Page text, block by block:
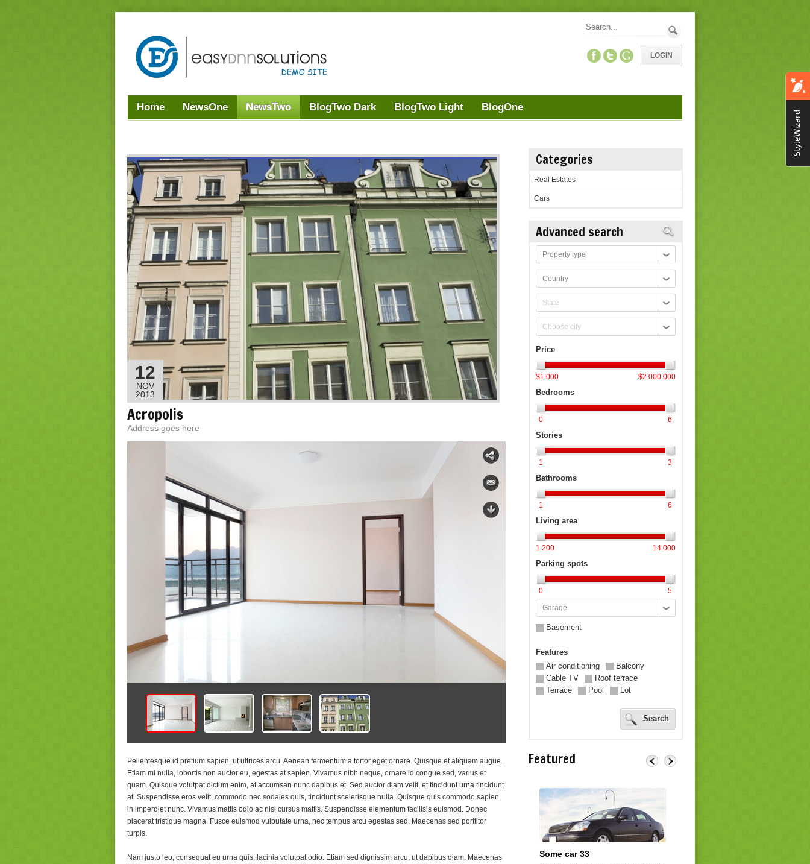
LOGIN
Home NewsOne NewsTwo BlogTwo Dark BlogTwo Light BlogOne
12
NOV
2013
Acropolis
Address goes here
Pellentesque id pretium sapien, ut ultrices arcu. Aenean fermentum a tortor eget ornare. Quisque et aliquam augue.
Etiam mi nulla, lobortis non auctor eu, egestas at sapien. Vivamus nibh neque, ornare id congue sed, varius et
quam. Quisque volutpat dictum enim, at accumsan nunc dapibus et. Sed auctor diam velit, et tincidunt urna tincidunt
at. Suspendisse eros velit, commodo nec sodales quis, tincidunt scelerisque nulla. Quisque quis commodo sapien,
in imperdiet nunc. Vivamus mattis odio ac nisi cursus mattis. Suspendisse elementum facilisis euismod. Donec
placerat tristique magna. Fusce euismod vulputate urna, nec tempus arcu egestas sed. Maecenas sed porttitor
turpis.
Nam justo leo, consequat eu urna quis, lacinia volutpat odio. Etiam sed dignissim arcu, ut dapibus diam. Maecenas
Categories
Real Estates
Cars
Advanced search
Property
type
Country
State
Choose
city
Price
$1 000 $2 000 000
Bedrooms
0 6
Stories
1 3
Bathrooms
1 6
Living area
1 200 14 000
Parking spots
0
5
Garage
Basement
Features
Air conditioning
Balcony
Cable TV
Roof terrace
Terrace
Pool Lot
Search
Featured
Some car 33
StyleWizard